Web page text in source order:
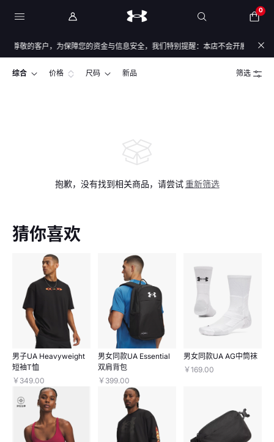
0
尊敬的客户，为保障您的资金与信息安全，我们特别提醒：本店不会开展任何
综合 价格 尺码 新品 筛选
抱歉，没有找到相关商品，请尝试 重新筛选
猜你喜欢
男子UA Heavyweight
短袖T恤
￥349.00
男女同款UA Essential
双肩背包
￥399.00
男女同款UA AG中筒袜
￥169.00